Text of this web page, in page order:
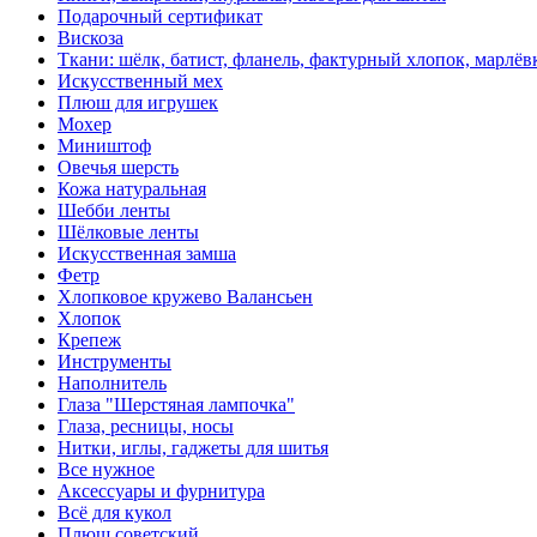
Подарочный сертификат
Вискоза
Ткани: шёлк, батист, фланель, фактурный хлопок,
Искусственный мех
Плюш для игрушек
Мохер
Миништоф
Овечья шерсть
Кожа натуральная
Шебби ленты
Шёлковые ленты
Искусственная замша
Фетр
Хлопковое кружево Валансьен
Хлопок
Крепеж
Инструменты
Наполнитель
Глаза "Шерстяная лампочка"
Глаза, ресницы, носы
Нитки, иглы, гаджеты для шитья
Все нужное
Аксессуары и фурнитура
Всё для кукол